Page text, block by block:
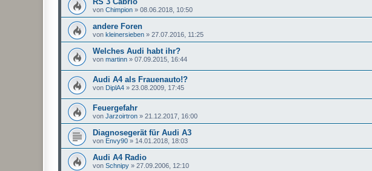
von Chimpion » 08.06.2018, 10:50
andere Foren
von kleinersieben » 27.07.2016, 11:25
Welches Audi habt ihr?
von martinn » 07.09.2015, 16:44
Audi A4 als Frauenauto!?
von DiplA4 » 23.08.2009, 17:45
Feuergefahr
von Jarzoirtron » 21.12.2017, 16:00
Diagnosegerät für Audi A3
von Envy90 » 14.01.2018, 18:03
Audi A4 Radio
von Schnipy » 27.09.2006, 12:10